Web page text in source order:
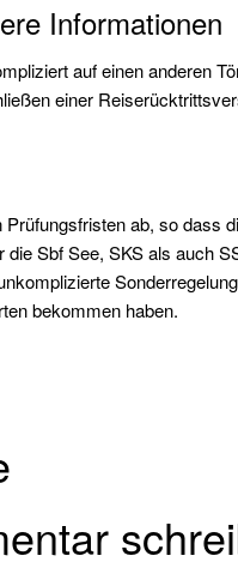
Informationen
auf einen anderen
einer
ab, so dass
die Sbf See, SKS als auch
bekommen haben.